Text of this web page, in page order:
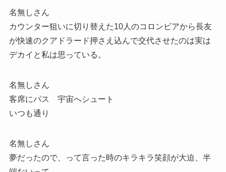
名無しさん
カウンター狙いに切り替えた10人のコロンビアから長友
が快速のクアドラード押さえ込んで交代させたのは実は
デカイと私は思っている。
名無しさん
客席にパス 宇宙へシュート
いつも通り
名無しさん
夢だったので、って言った時のキラキラ笑顔が大迫、半